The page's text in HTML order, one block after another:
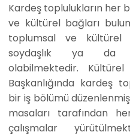
Kardeş toplulukların her
ve kültürel bağları
toplumsal ve kültürel
soydaşlık ya da
olabilmektedir.
Başkanlığında kardeş
bir iş bölümü
masaları tarafından
çalışmalar